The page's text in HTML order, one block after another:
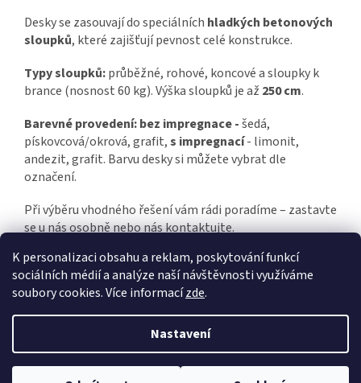
K personalizaci obsahu a reklam, poskytování funkcí
sociálních médií a analýze naší návštěvnosti využíváme
soubory cookies. Více informacízde.
Nastavení
Desky se zasouvají do speciálních hladkých betonových
sloupků, které zajišťují pevnost celé konstrukce.
Typy sloupků:průběžné, rohové, koncové a sloupky k
brance (nosnost 60 kg). Výška sloupků je až 250 cm.
Barevné provedení: bez impregnace -šedá,
pískovcová/okrová, grafit,s impregnací- limonit,
andezit, grafit. Barvu desky si můžete vybrat dle
označení.
Při výběru vhodného řešení vám rádi poradíme – zastavte
se u nás osobně nebo nás kontaktujte.
Copyright 2026DDkámen. Všechna práva vyhrazena.Upravit